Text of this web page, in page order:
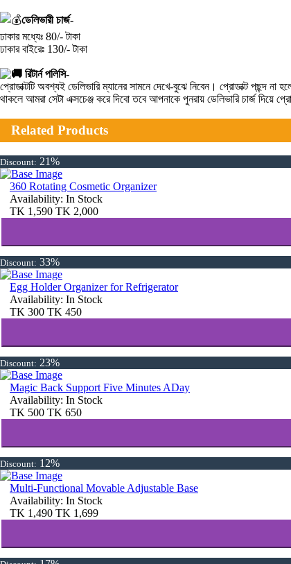
ডেলিভারী চার্জ-
ঢাকার মধ্যেঃ 80/- টাকা
ঢাকার বাইরেঃ 130/- টাকা
রিটার্ন পলিসি-
প্রোডাক্টটি অবশ্যই ডেলিভারি ম্যানের সামনে দেখে-বুঝে নিবেন। প্রোডাক্ট পছন্দ
থাকলে আমরা সেটা এক্সচেঞ্জ করে দিবো তবে আপনাকে পুনরায় ডেলিভারি চার্জ দিয়ে
Related Products
Discount: 21%
360 Rotating Cosmetic Organizer
Availability: In Stock
TK 1,590 TK 2,000
Discount: 33%
Egg Holder Organizer for Refrigerator
Availability: In Stock
TK 300 TK 450
Discount: 23%
Magic Back Support Five Minutes ADay
Availability: In Stock
TK 500 TK 650
Discount: 12%
Multi-Functional Movable Adjustable Base
Availability: In Stock
TK 1,490 TK 1,699